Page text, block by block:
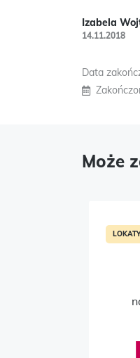
Izabela
14.11.2018
Data
Może
LOKATY